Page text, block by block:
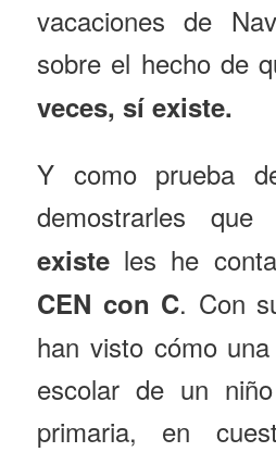
vacaciones de
sobre el hecho de
veces, sí existe.
Y como prueba
demostrarles que
existe les he
CEN con C. Con
han visto cómo
escolar de un
primaria, en